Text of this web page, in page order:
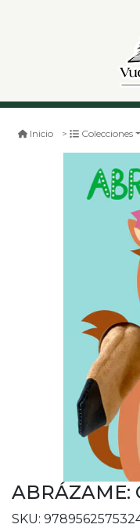
Inicio Colecciones
ABRÁZAME:
SKU: